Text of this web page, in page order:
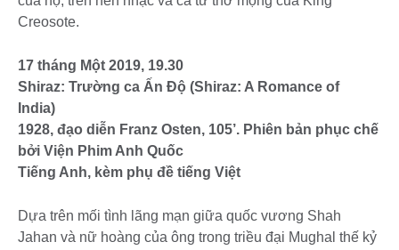
Creosote.
17 tháng Một 2019, 19.30
Shiraz: Trường ca Ấn Độ (Shiraz: A Romance of
India)
1928, đạo diễn Franz Osten, 105’. Phiên bản phục chế
bởi Viện Phim Anh Quốc
Tiếng Anh, kèm phụ đề tiếng Việt
Dựa trên mối tình lãng mạn giữa quốc vương Shah
Jahan và nữ hoàng của ông trong triều đại Mughal thế kỷ